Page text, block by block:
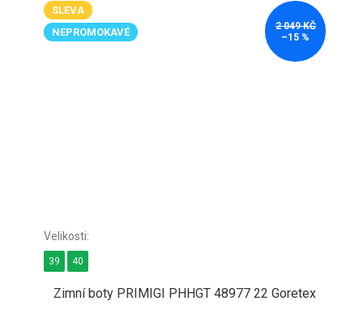
SLEVA
NEPROMOKAVÉ
2 049 KČ
–15 %
Zimní boty PRIMIGI PHHGT 48977 22 Goretex
39 40